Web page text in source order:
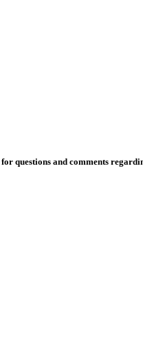
for questions and comments